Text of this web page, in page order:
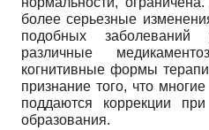
более серьезные
подобных заболеваний
различные
когнитивные формы
признание того, что
поддаются коррекции
образования.